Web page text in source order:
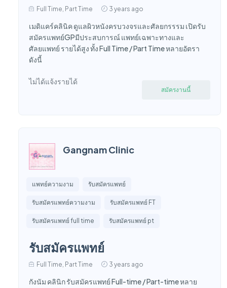
Full Time, Part Time 3 years ago
เมดิแคร์คลินิค ดูแลผิวหนังครบวงจรและศัลยกรรรม เปิดรับ
สมัครแพทย์GPมีประสบการณ์ แพทย์เฉพาะทางและ
ศัลยแพทย์ รายได้สูง ทั้ง Full Time / Part Time หลายอัตรา
ดังนี้
ไม่ได้แจ้งรายได้
สมัครงานนี้
Gangnam Clinic
แพทย์ความงาม รับสมัครแพทย์
รับสมัครแพทย์ความงาม รับสมัครแพทย์ FT
รับสมัครแพทย์ full time รับสมัครแพทย์ pt
รับสมัครแพทย์
Full Time, Part Time 3 years ago
กังนัม คลินิก รับสมัครแพทย์ Full-time / Part-time หลาย